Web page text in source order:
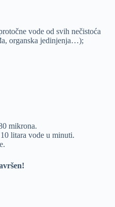
vode od svih nečistoća
organska jedinjenja…);
mikrona.
litara vode u minuti.